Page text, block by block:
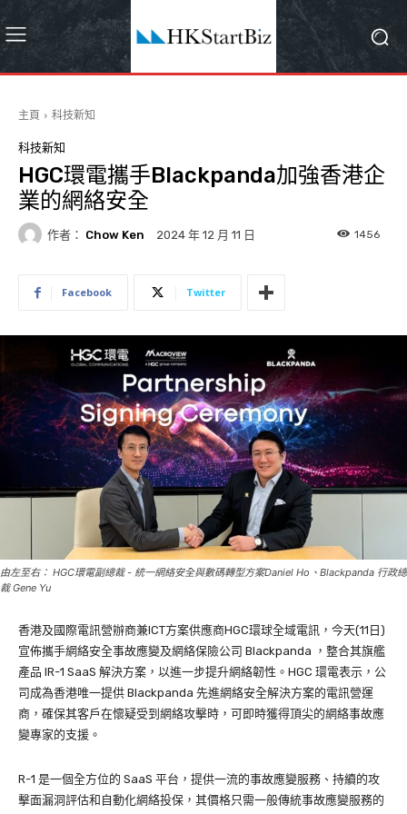
主頁 科技新知
科技新知
HGC環電攜手Blackpanda加強香港企
業的網絡安全
作者： Chow Ken 2024 年 12 月 11 日 1456
Facebook Twitter
由左至右： HGC環電副總裁 - 統一網絡安全與數碼轉型方案Daniel Ho、Blackpanda 行政總
裁 Gene Yu
香港及國際電訊營辦商兼ICT方案供應商HGC環球全域電訊，今天(11日)
宣佈攜手網絡安全事故應變及網絡保險公司 Blackpanda ，整合其旗艦
產品 IR-1 SaaS 解決方案，以進一步提升網絡韌性。HGC 環電表示，公
司成為香港唯一提供 Blackpanda 先進網絡安全解決方案的電訊營運
商，確保其客戶在懷疑受到網絡攻擊時，可即時獲得頂尖的網絡事故應
變專家的支援。
R-1 是一個全方位的 SaaS 平台，提供一流的事故應變服務、持續的攻
擊面漏洞評估和自動化網絡投保，其價格只需一般傳統事故應變服務的